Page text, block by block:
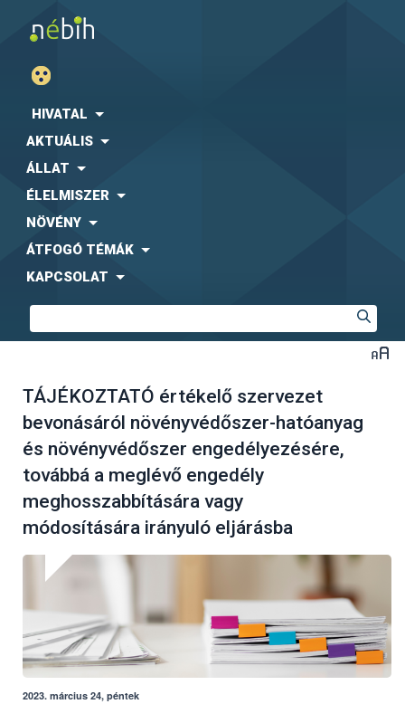
HIVATAL
AKTUÁLIS
ÁLLAT
ÉLELMISZER
NÖVÉNY
ÁTFOGÓ TÉMÁK
KAPCSOLAT
TÁJÉKOZTATÓ értékelő szervezet
bevonásáról növényvédőszer-hatóanyag
és növényvédőszer engedélyezésére,
továbbá a meglévő engedély
meghosszabbítására vagy
módosítására irányuló eljárásba
2023. március 24, péntek